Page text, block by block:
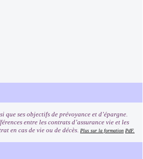
ses objectifs de prévoyance et d’épargne.
entre les contrats d’assurance vie et les
en cas de vie ou de décès. Plus sur la formation PdF.